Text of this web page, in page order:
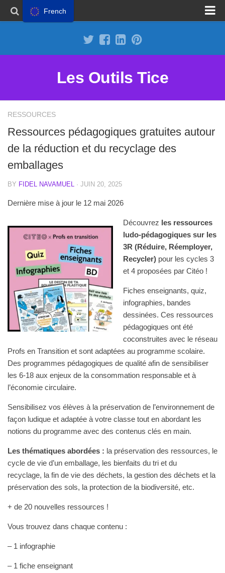
Les Outils Tice
RESSOURCES
Ressources pédagogiques gratuites autour
de la réduction et du recyclage des
emballages
BY FIDEL NAVAMUEL · JUIN 20, 2025
Dernière mise à jour le 12 mai 2026
Découvrez les ressources
ludo-pédagogiques sur les
3R (Réduire, Réemployer,
Recycler) pour les cycles 3
et 4 proposées par Citéo !
Fiches enseignants, quiz,
infographies, bandes
dessinées. Ces ressources
pédagogiques ont été
coconstruites avec le réseau
Profs en Transition et sont adaptées au programme scolaire.
Des programmes pédagogiques de qualité afin de sensibiliser
les 6-18 aux enjeux de la consommation responsable et à
l’économie circulaire.
Sensibilisez vos élèves à la préservation de l’environnement de
façon ludique et adaptée à votre classe tout en abordant les
notions du programme avec des contenus clés en main.
Les thématiques abordées : la préservation des ressources, le
cycle de vie d’un emballage, les bienfaits du tri et du
recyclage, la fin de vie des déchets, la gestion des déchets et la
préservation des sols, la protection de la biodiversité, etc.
+ de 20 nouvelles ressources !
Vous trouvez dans chaque contenu :
– 1 infographie
– 1 fiche enseignant
French